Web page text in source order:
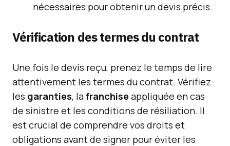
nécessaires pour obtenir un devis précis.
Vérification des termes du contrat
Une fois le devis reçu, prenez le temps de lire
attentivement les termes du contrat. Vérifiez
les garanties, lafranchise appliquée en cas
de sinistre et les conditions de résiliation. Il
est crucial de comprendre vos droits et
obligations avant de signer pour éviter les